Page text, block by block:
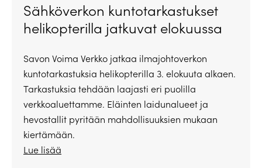
Sähköverkon kuntotarkastukset
helikopterilla jatkuvat elokuussa
Savon Voima Verkko jatkaa ilmajohtoverkon
kuntotarkastuksia helikopterilla 3. elokuuta alkaen.
Tarkastuksia tehdään laajasti eri puolilla
verkkoaluettamme. Eläinten laidunalueet ja
hevostallit pyritään mahdollisuuksien mukaan
kiertämään.
Lue lisää